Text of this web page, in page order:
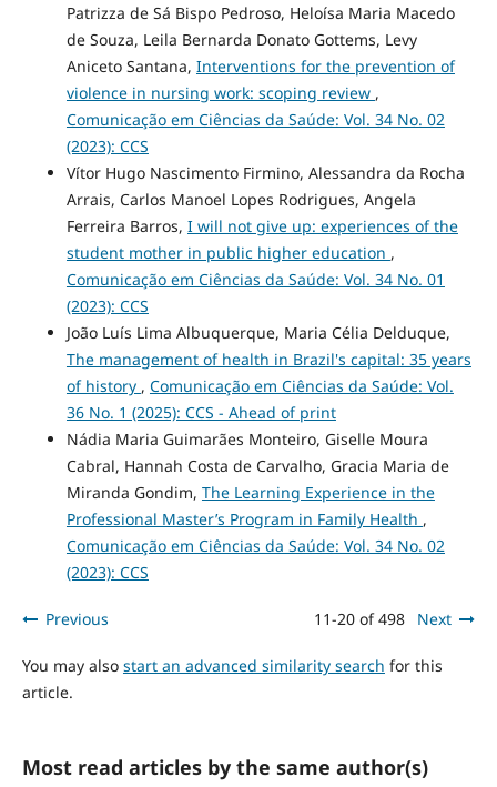
Patrizza de Sá Bispo Pedroso, Heloísa Maria Macedo
de Souza, Leila Bernarda Donato Gottems, Levy
Aniceto Santana, Interventions for the prevention of
violence in nursing work: scoping review ,
Comunicação em Ciências da Saúde: Vol. 34 No. 02
(2023): CCS
Vítor Hugo Nascimento Firmino, Alessandra da Rocha
Arrais, Carlos Manoel Lopes Rodrigues, Angela
Ferreira Barros, I will not give up: experiences of the
student mother in public higher education ,
Comunicação em Ciências da Saúde: Vol. 34 No. 01
(2023): CCS
João Luís Lima Albuquerque, Maria Célia Delduque,
The management of health in Brazil's capital: 35 years
of history , Comunicação em Ciências da Saúde: Vol.
36 No. 1 (2025): CCS - Ahead of print
Nádia Maria Guimarães Monteiro, Giselle Moura
Cabral, Hannah Costa de Carvalho, Gracia Maria de
Miranda Gondim, The Learning Experience in the
Professional Master’s Program in Family Health ,
Comunicação em Ciências da Saúde: Vol. 34 No. 02
(2023): CCS
Previous 11-20 of 498 Next
You may also start an advanced similarity search for this
article.
Most read articles by the same author(s)